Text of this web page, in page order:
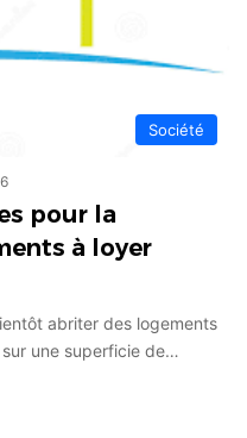
Société
pour la
à loyer
abriter des logements
une superficie de…